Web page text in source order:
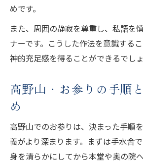
めです。
また、周囲の静寂を尊重し、私語を
ナーです。こうした作法を意識する
神的充足感を得ることができるでしょ
高野山・お参りの手順
め
高野山でのお参りは、決まった手順
義がより深まります。まずは手水舎
身を清らかにしてから本堂や奥の院